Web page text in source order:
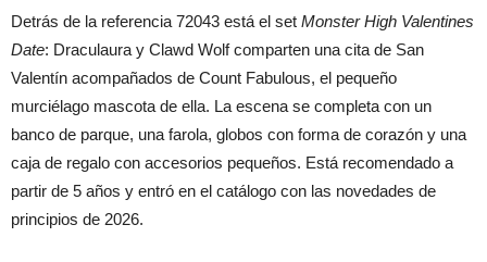
Detrás de la referencia 72043 está el set Monster High Valentines
Date: Draculaura y Clawd Wolf comparten una cita de San
Valentín acompañados de Count Fabulous, el pequeño
murciélago mascota de ella. La escena se completa con un
banco de parque, una farola, globos con forma de corazón y una
caja de regalo con accesorios pequeños. Está recomendado a
partir de 5 años y entró en el catálogo con las novedades de
principios de 2026.